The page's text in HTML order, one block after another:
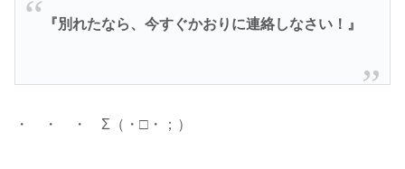
『別れたなら、今すぐかおりに連絡しなさい！』
・ ・ ・ Σ（・□・；）